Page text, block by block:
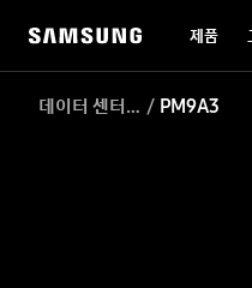
제품
데이터 센터 SSD PM9A3